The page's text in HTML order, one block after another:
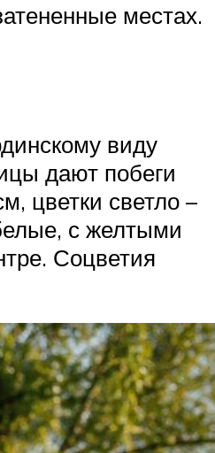
местах.
виду
дают побеги
цветки светло –
с желтыми
Соцветия